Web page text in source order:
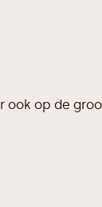
ook op de